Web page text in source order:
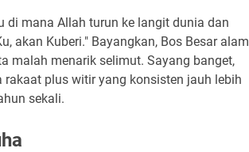
di mana Allah turun ke langit dunia dan
akan Kuberi." Bayangkan, Bos Besar alam
malah menarik selimut. Sayang banget,
plus witir yang konsisten jauh lebih
sekali.